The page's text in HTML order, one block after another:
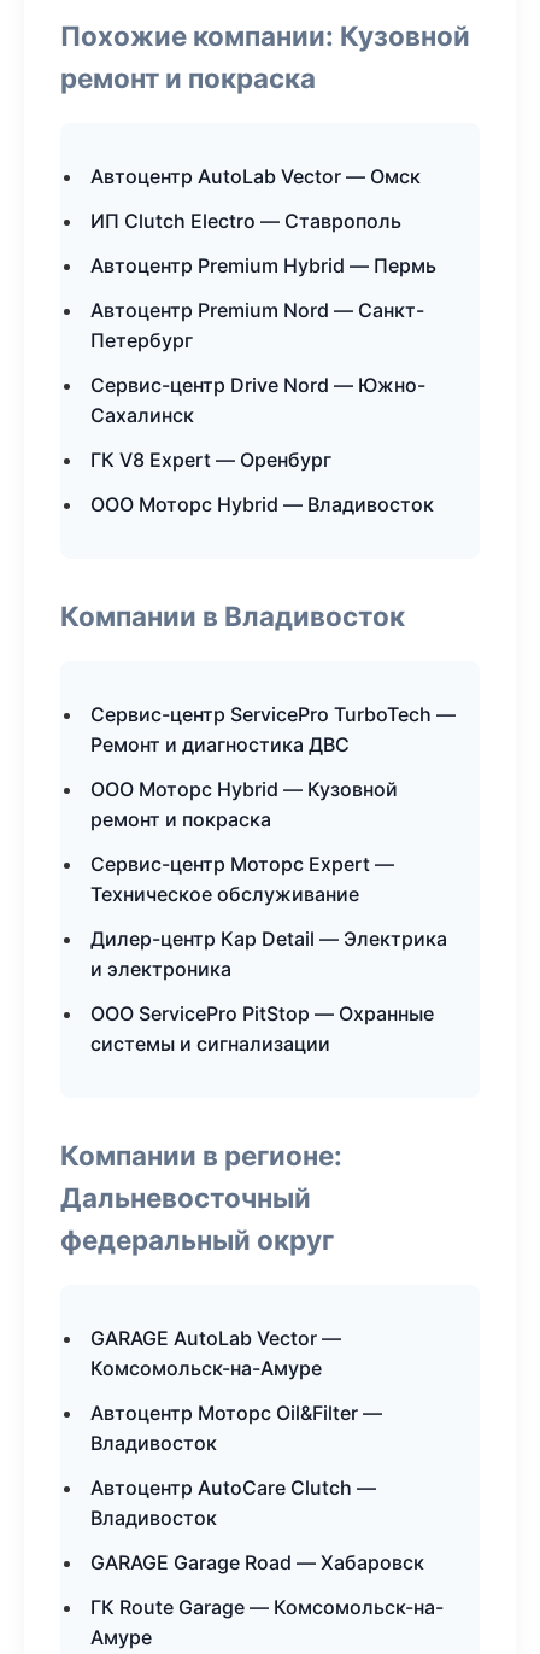
Похожие компании: Кузовной
ремонт и покраска
Автоцентр AutoLab Vector — Омск
ИП Clutch Electro — Ставрополь
Автоцентр Premium Hybrid — Пермь
Автоцентр Premium Nord — Санкт-
Петербург
Сервис-центр Drive Nord — Южно-
Сахалинск
ГК V8 Expert — Оренбург
ООО Моторс Hybrid — Владивосток
Компании в Владивосток
Сервис-центр ServicePro TurboTech —
Ремонт и диагностика ДВС
ООО Моторс Hybrid — Кузовной
ремонт и покраска
Сервис-центр Моторс Expert —
Техническое обслуживание
Дилер-центр Кар Detail — Электрика
и электроника
ООО ServicePro PitStop — Охранные
системы и сигнализации
Компании в регионе:
Дальневосточный
федеральный округ
GARAGE AutoLab Vector —
Комсомольск-на-Амуре
Автоцентр Моторс Oil&Filter —
Владивосток
Автоцентр AutoCare Clutch —
Владивосток
GARAGE Garage Road — Хабаровск
ГК Route Garage — Комсомольск-на-
Амуре